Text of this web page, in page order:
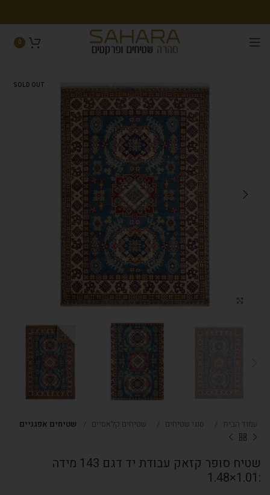
0
SOLD OUT
Click to enlarge
עמוד הבית סוגי שטיחים שטיחים קלאסיים שטיחים אפגניים
שטיח סופר קזאק עבודת יד דגם 143 מידה
:1.01×1.48